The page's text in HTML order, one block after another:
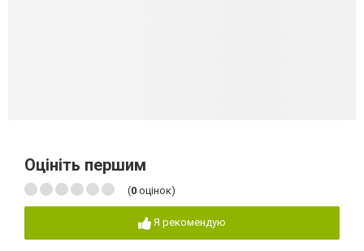
Оцініть першим
(0 оцінок)
Я рекомендую